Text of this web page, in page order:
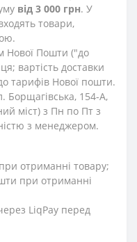
від 3 000 грн. У
товари,
Нової Пошти ("до
вартість доставки
тарифів Нової пошти.
Борщагівська, 154-А,
міст) з Пн по Пт з
з менеджером.
отриманні товару;
при отриманні
LiqPay перед